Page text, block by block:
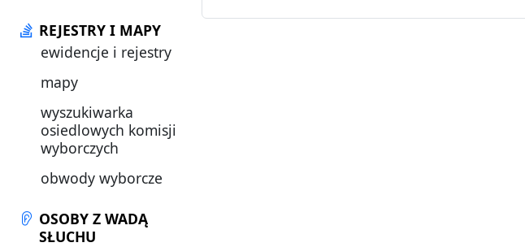
REJESTRY I MAPY
ewidencje i rejestry
mapy
wyszukiwarka
osiedlowych komisji
wyborczych
obwody wyborcze
OSOBY Z WADĄ
SŁUCHU